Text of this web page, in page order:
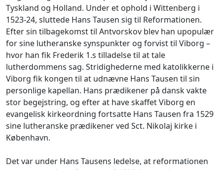
Tyskland og Holland. Under et ophold i Wittenberg i
1523-24, sluttede Hans Tausen sig til Reformationen.
Efter sin tilbagekomst til Antvorskov blev han upopulær
for sine lutheranske synspunkter og forvist til Viborg –
hvor han fik Frederik 1.s tilladelse til at tale
lutherdommens sag. Stridighederne med katolikkerne i
Viborg fik kongen til at udnævne Hans Tausen til sin
personlige kapellan. Hans prædikener på dansk vakte
stor begejstring, og efter at have skaffet Viborg en
evangelisk kirkeordning fortsatte Hans Tausen fra 1529
sine lutheranske prædikener ved Sct. Nikolaj kirke i
København.
Det var under Hans Tausens ledelse, at reformationen